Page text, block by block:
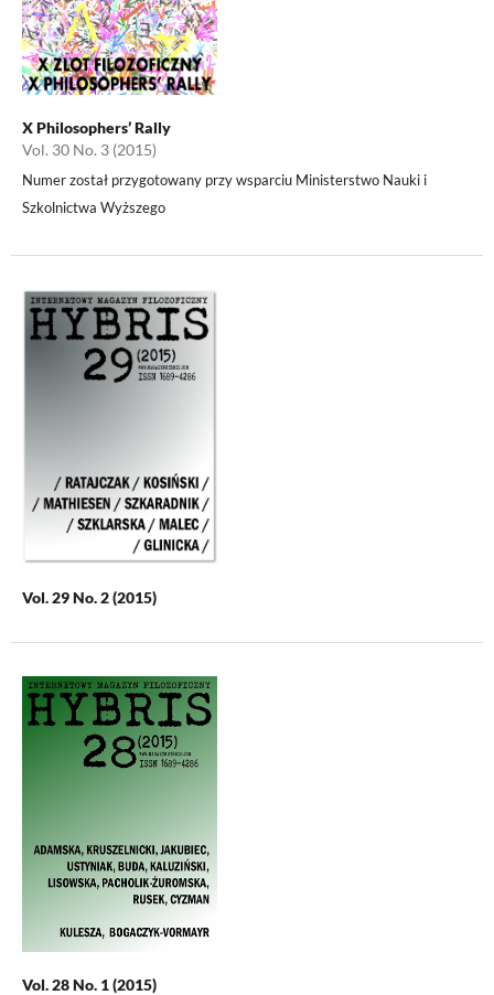
X Philosophers’ Rally
Vol. 30 No. 3 (2015)
Numer został przygotowany przy wsparciu Ministerstwo Nauki i
Szkolnictwa Wyższego
Vol. 29 No. 2 (2015)
Vol. 28 No. 1 (2015)